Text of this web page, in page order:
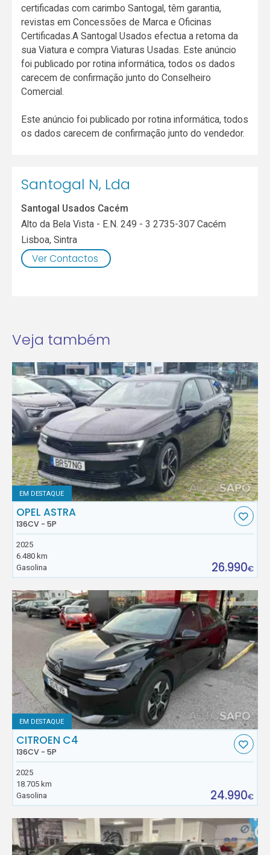
certificadas com carimbo Santogal, têm garantia,
revistas em Concessões de Marca e Oficinas
Certificadas.A Santogal Usados efectua a retoma da
sua Viatura e compra Viaturas Usadas. Este anúncio
foi publicado por rotina informática, todos os dados
carecem de confirmação junto do Conselheiro
Comercial.
Este anúncio foi publicado por rotina informática, todos
os dados carecem de confirmação junto do vendedor.
Santogal N, Lda
Santogal Usados Cacém
Alto da Bela Vista - E.N. 249 - 3 2735-307 Cacém
Lisboa,Sintra
Ver Contactos
Veja também
EM DESTAQUE
OPEL ASTRA
136CV - 5P
2025
6.480 km
Gasolina
26.990€
EM DESTAQUE
CITROEN C4
136CV - 5P
2025
18.705 km
Gasolina
24.990€